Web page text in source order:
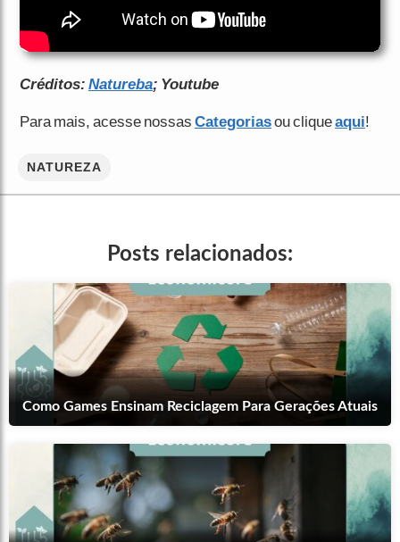
Créditos: Natureba; Youtube
Para mais, acesse nossas Categoriasou cliqueaqui!
NATUREZA
Posts relacionados:
Como Games Ensinam Reciclagem Para Gerações Atuais